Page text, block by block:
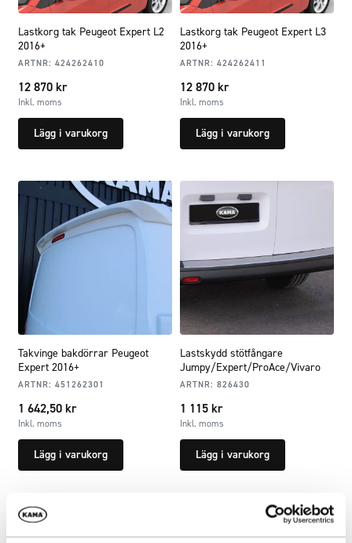
Lastkorg tak Peugeot Expert L2
2016+
ARTNR: 424262410
12 870 kr
Inkl. moms
Lägg i varukorg
Lastkorg tak Peugeot Expert L3
2016+
ARTNR: 424262411
12 870 kr
Inkl. moms
Lägg i varukorg
Takvinge bakdörrar Peugeot
Expert 2016+
ARTNR: 451262301
1 642,50 kr
Inkl. moms
Lägg i varukorg
Lastskydd stötfångare
Jumpy/Expert/ProAce/Vivaro
ARTNR: 826430
1 115 kr
Inkl. moms
Lägg i varukorg